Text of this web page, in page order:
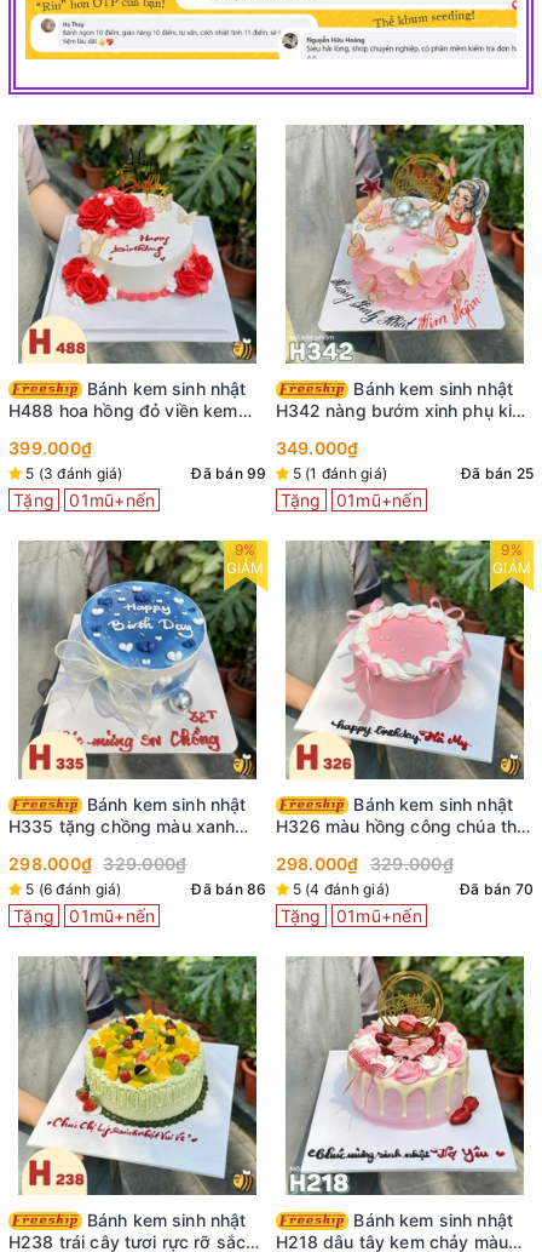
Bánh kem sinh nhật
H488 hoa hồng đỏ viền kem
399.000₫
5 (3 đánh giá) Đã bán 99
Tặng 01mũ+nến
H342 nàng bướm xinh phụ kiện
349.000₫
5 (1 đánh giá) Đã bán 25
Tặng 01mũ+nến
9%
GIẢM
Bánh kem sinh nhật
H335 tặng chồng màu xanh
298.000₫ 329.000₫
5 (6 đánh giá) Đã bán 86
Tặng 01mũ+nến
9%
GIẢM
H326 màu hồng công chúa thắt
298.000₫ 329.000₫
5 (4 đánh giá) Đã bán 70
Tặng 01mũ+nến
Bánh kem sinh nhật
H238 trái cây tươi rực rỡ sắc
H218 dâu tây kem chảy màu